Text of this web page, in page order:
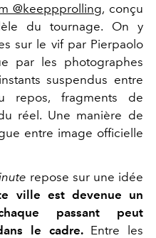
@keeppprolling, conçu
du tournage. On y
sur le vif par Pierpaolo
par les photographes
suspendus entre
repos, fragments de
réel. Une manière de
entre image officielle
repose sur une idée
ville est devenue un
passant peut
le cadre.Entre les